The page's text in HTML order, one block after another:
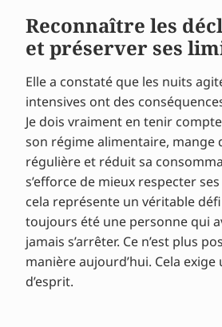
Reconnaître les
et préserver ses
Elle a constaté que les nuits
intensives ont des
Je dois vraiment en tenir
son régime alimentaire, mange
régulière et réduit sa
s’efforce de mieux respecter
cela représente un véritable défi
toujours été une personne qui
jamais s’arrêter. Ce n’est plus
manière aujourd’hui. Cela
d’esprit.